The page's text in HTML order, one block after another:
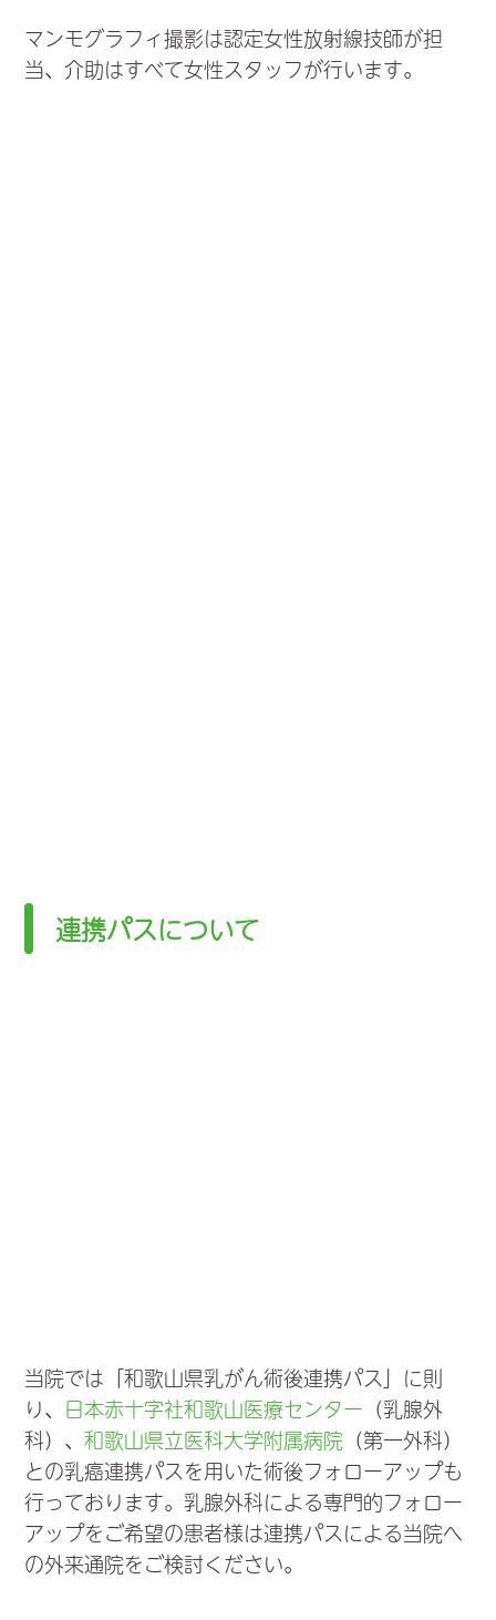
マンモグラフィ撮影は認定女性放射線技師が担
当、介助はすべて女性スタッフが行います。
連携パスについて
当院では「和歌山県乳がん術後連携パス」に則
り、 日本赤十字社和歌山医療センター （乳腺外
科）、和歌山県立医科大学附属病院 （第一外科）
との乳癌連携パスを用いた術後フォローアップも
行っております。乳腺外科による専門的フォロー
アップをご希望の患者様は連携パスによる当院へ
の外来通院をご検討ください。